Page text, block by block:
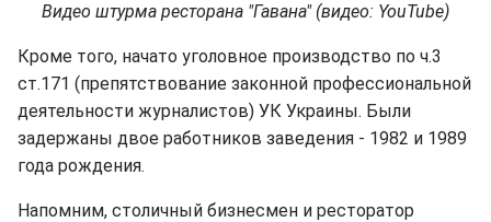
Видео штурма ресторана "Гавана" (видео: YouTube)
Кроме того, начато уголовное производство по ч.3
ст.171 (препятствование законной профессиональной
деятельности журналистов) УК Украины. Были
задержаны двое работников заведения - 1982 и 1989
года рождения.
Напомним, столичный бизнесмен и ресторатор